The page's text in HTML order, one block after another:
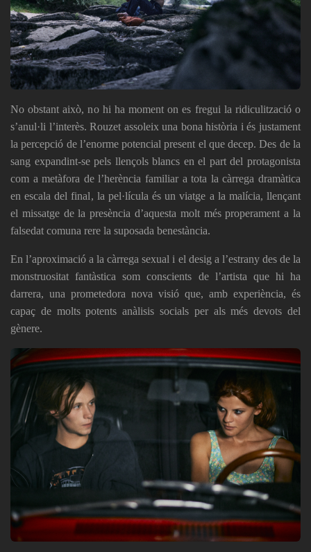
No obstant això, no hi ha moment on es fregui la ridiculització o
s’anul·li l’interès. Rouzet assoleix una bona història i és justament
la percepció de l’enorme potencial present el que decep. Des de la
sang expandint-se pels llençols blancs en el part del protagonista
com a metàfora de l’herència familiar a tota la càrrega dramàtica
en escala del final, la pel·lícula és un viatge a la malícia, llençant
el missatge de la presència d’aquesta molt més properament a la
falsedat comuna rere la suposada benestància.
En l’aproximació a la càrrega sexual i el desig a l’estrany des de la
monstruositat fantàstica som conscients de l’artista que hi ha
darrera, una prometedora nova visió que, amb experiència, és
capaç de molts potents anàlisis socials per als més devots del
gènere.